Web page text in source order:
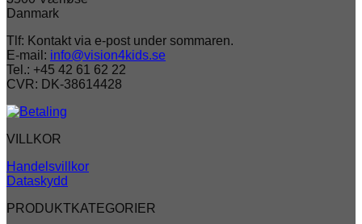
Danmark
Tlf: Kontakt via e-post under sommaren.
E-mail: info@vision4kids.se
Tel.: +45 42 61 62 22
CVR: DK-38614428
VILLKOR
Handelsvillkor
Dataskydd
PRODUKTKATEGORIER